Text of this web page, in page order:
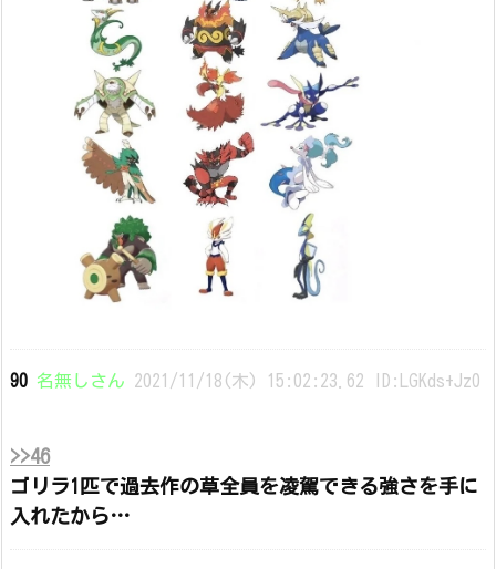
90 名無しさん 2021/11/18(木) 15:02:23.62 ID:LGKds+Jz0
>>46
ゴリラ1匹で過去作の草全員を凌駕できる強さを手に
入れたから…